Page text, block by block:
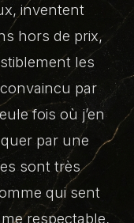
inventent
hors de prix,
les
par
fois où j’en
par une
sont très
qui sent
respectable,